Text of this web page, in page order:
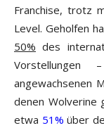
Franchise, trotz
Level. Geholfen
50% des
angewachsenen
denen
etwa 51% über